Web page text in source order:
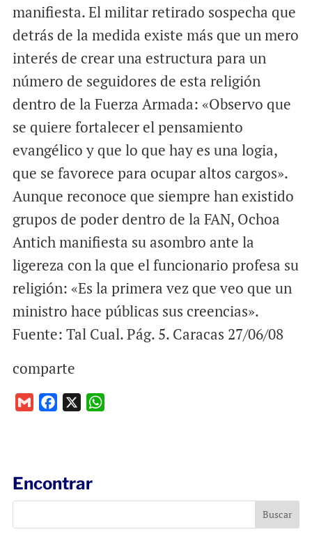
manifiesta. El militar retirado sospecha que
detrás de la medida existe más que un mero
interés de crear una estructura para un
número de seguidores de esta religión
dentro de la Fuerza Armada: «Observo que
se quiere fortalecer el pensamiento
evangélico y que lo que hay es una logia,
que se favorece para ocupar altos cargos».
Aunque reconoce que siempre han existido
grupos de poder dentro de la FAN, Ochoa
Antich manifiesta su asombro ante la
ligereza con la que el funcionario profesa su
religión: «Es la primera vez que veo que un
ministro hace públicas sus creencias».
Fuente: Tal Cual. Pág. 5. Caracas 27/06/08
comparte
o
k
p
Encontrar